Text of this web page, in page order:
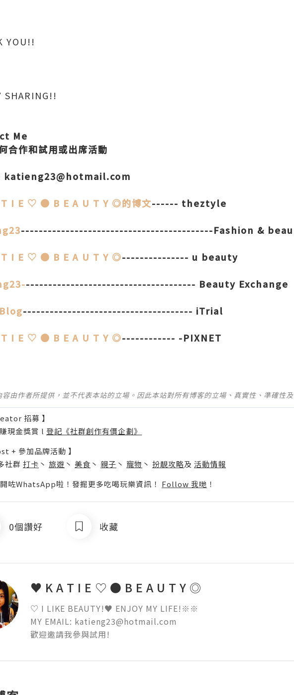
YOU!!
SHARING!!
Me
合作和試用或出席活動
katieng23@hotmail.com
I E ♡ ● B E A U T Y ◎的博文------ theztyle
-------------------------------------------Fashion &
I E ♡ ● B E A U T Y ◎--------------- u beauty
--------------------------------------- Beauty Exchange
-------------------------------------- iTrial
I E ♡ ● B E A U T Y ◎------------ -PIXNET
容由作者所提供，並不代表本站的立場。因此本站對所有博客的立場、真實性、準確性
招募 】
現金獎賞 l 登記《社群創作有價企劃》
+ 參加品牌活動 】
社群 打卡 丶 旅遊 丶 美食 丶 親子 丶 寵物 丶 扮靚攻略及 活動情報
咗WhatsApp啦！發掘更多吃喝玩樂資訊！ Follow 我哋 ！
0個讚好 收藏
♥ K A T I E ♡ ● B E A U T Y ◎
♡ I LIKE BEAUTY!♥ ENJOY MY LIFE!※※
MY EMAIL: katieng23@hotmail.com
歡迎邀請我參與試用!